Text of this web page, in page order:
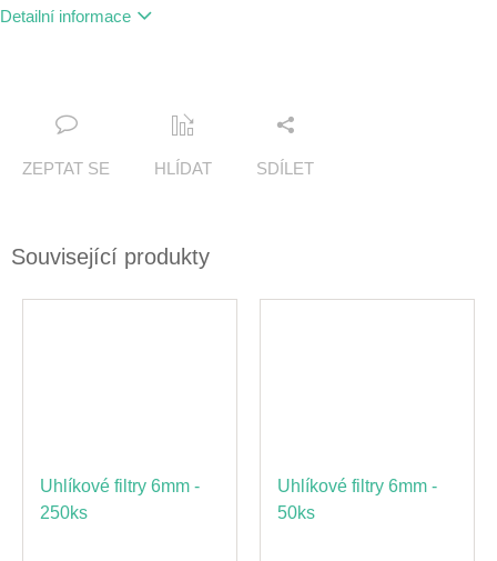
Detailní informace
ZEPTAT SE HLÍDAT SDÍLET
Související produkty
Uhlíkové filtry 6mm -
250ks
Uhlíkové filtry 6mm -
50ks